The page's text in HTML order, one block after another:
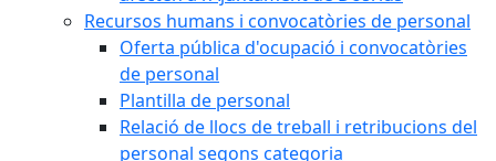
Recursos humans i convocatòries de personal
Oferta pública d'ocupació i convocatòries
de personal
Plantilla de personal
Relació de llocs de treball i retribucions del
personal segons categoria